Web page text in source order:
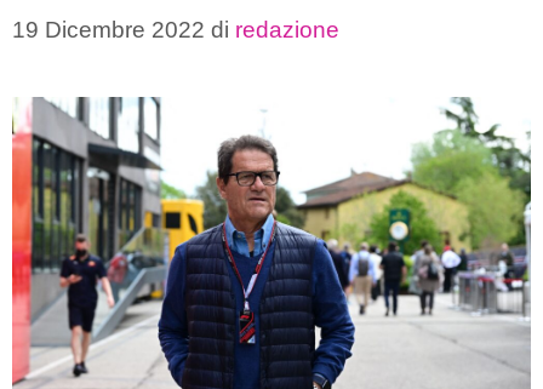
19 Dicembre 2022 di redazione